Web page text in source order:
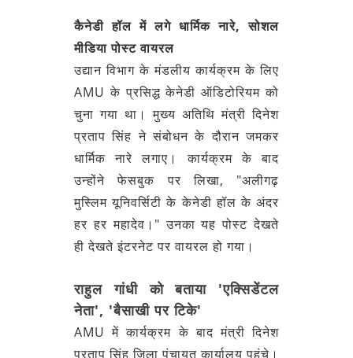
कैनेडी हॉल में लगे धार्मिक नारे, सोशल
मीडिया पोस्ट वायरल
उद्यान विभाग के मंडलीय कार्यक्रम के लिए
AMU के प्रसिद्ध केनेडी ऑडिटोरियम को
चुना गया था। मुख्य अतिथि मंत्री दिनेश
प्रताप सिंह ने संबोधन के दौरान जमकर
धार्मिक नारे लगाए। कार्यक्रम के बाद
उन्होंने फेसबुक पर लिखा, "अलीगढ़
मुस्लिम यूनिवर्सिटी के केनेडी हॉल के अंदर
हर हर महादेव।" उनका यह पोस्ट देखते
ही देखते इंटरनेट पर वायरल हो गया।
राहुल गांधी को बताया 'एक्सिडेंटल
नेता', 'बैसाखी पर टिके'
AMU में कार्यक्रम के बाद मंत्री दिनेश
प्रताप सिंह जिला पंचायत कार्यालय पहुंचे।